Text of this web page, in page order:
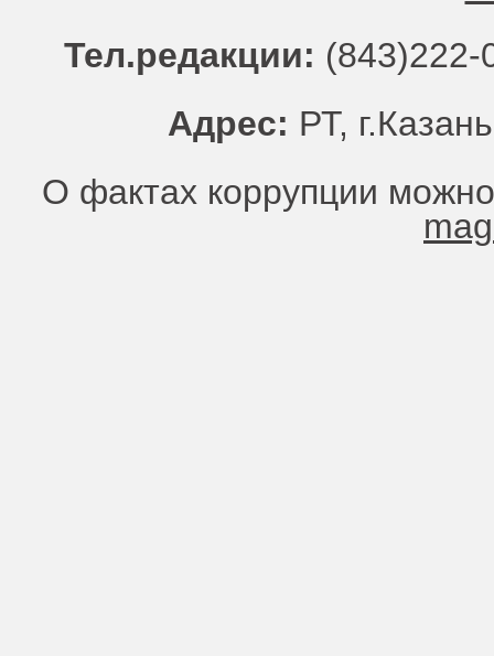
Тел.редакции:
Адрес: РТ,
О фактах коррупции